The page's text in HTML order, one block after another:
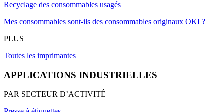
Recyclage des consommables usagés
Mes consommables sont-ils des consommables originaux OKI ?
PLUS
Toutes les imprimantes
APPLICATIONS INDUSTRIELLES
PAR SECTEUR D’ACTIVITÉ